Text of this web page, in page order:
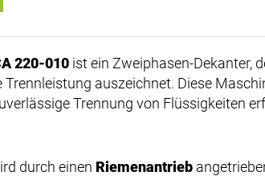
220-010 ist ein Zweiphasen-Dekanter,
auszeichnet. Diese
Trennung von Flüssigkeiten
durch einen Riemenantrieb